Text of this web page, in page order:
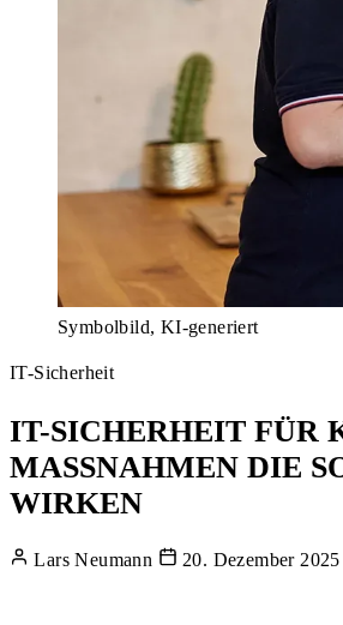
Symbolbild, KI-generiert
IT-Sicherheit
IT-SICHERHEIT FÜR
MASSNAHMEN DIE
IRKEN
Lars Neumann 20. Dezember 2025